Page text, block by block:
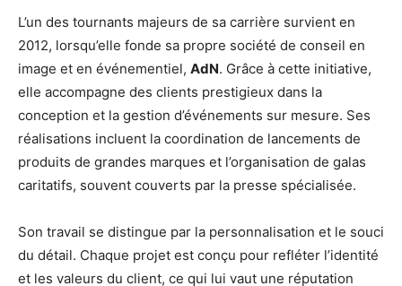
L’un des tournants majeurs de sa carrière survient en
2012, lorsqu’elle fonde sa propre société de conseil en
image et en événementiel, AdN. Grâce à cette initiative,
elle accompagne des clients prestigieux dans la
conception et la gestion d’événements sur mesure. Ses
réalisations incluent la coordination de lancements de
produits de grandes marques et l’organisation de galas
caritatifs, souvent couverts par la presse spécialisée.
Son travail se distingue par la personnalisation et le souci
du détail. Chaque projet est conçu pour refléter l’identité
et les valeurs du client, ce qui lui vaut une réputation